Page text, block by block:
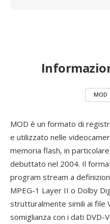
MOD
MOD è un formato di
e utilizzato nelle
memoria flash, in
debuttato nel 2004. Il
program stream a
MPEG-1 Layer II o Dolby
strutturalmente simili ai file
somiglianza con i dati DVD-